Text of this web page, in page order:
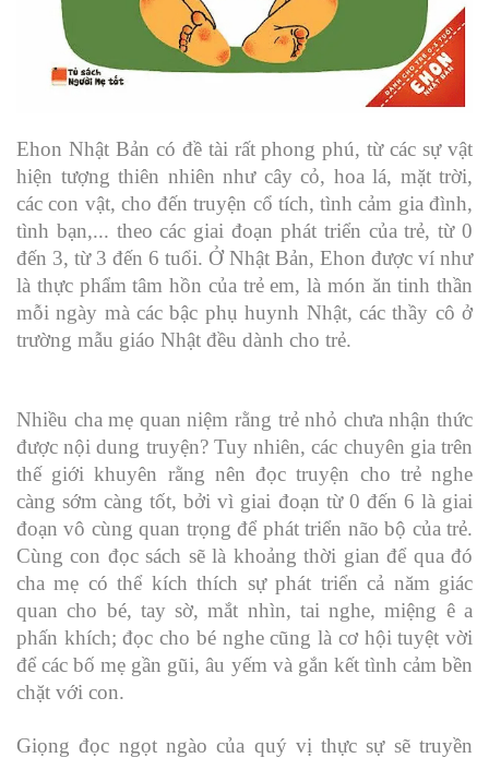
Ehon Nhật Bản có đề tài rất phong phú, từ các sự vật
hiện tượng thiên nhiên như cây cỏ, hoa lá, mặt trời,
các con vật, cho đến truyện cổ tích, tình cảm gia đình,
tình bạn,... theo các giai đoạn phát triển của trẻ, từ 0
đến 3, từ 3 đến 6 tuổi. Ở Nhật Bản, Ehon được ví như
là thực phẩm tâm hồn của trẻ em, là món ăn tinh thần
mỗi ngày mà các bậc phụ huynh Nhật, các thầy cô ở
trường mẫu giáo Nhật đều dành cho trẻ.
Nhiều cha mẹ quan niệm rằng trẻ nhỏ chưa nhận thức
được nội dung truyện? Tuy nhiên, các chuyên gia trên
thế giới khuyên rằng nên đọc truyện cho trẻ nghe
càng sớm càng tốt, bởi vì giai đoạn từ 0 đến 6 là giai
đoạn vô cùng quan trọng để phát triển não bộ của trẻ.
Cùng con đọc sách sẽ là khoảng thời gian để qua đó
cha mẹ có thể kích thích sự phát triển cả năm giác
quan cho bé, tay sờ, mắt nhìn, tai nghe, miệng ê a
phấn khích; đọc cho bé nghe cũng là cơ hội tuyệt vời
để các bố mẹ gần gũi, âu yếm và gắn kết tình cảm bền
chặt với con.
Giọng đọc ngọt ngào của quý vị thực sự sẽ truyền